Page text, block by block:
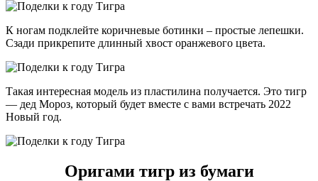
К ногам подклейте коричневые ботинки – простые лепешки.
Сзади прикрепите длинный хвост оранжевого цвета.
Такая интересная модель из пластилина получается. Это тигр
— дед Мороз, который будет вместе с вами встречать 2022
Новый год.
Оригами тигр из бумаги